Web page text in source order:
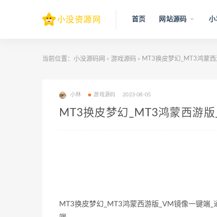
首页 网站源码 小
当前位置： 小没源码网 > 游戏源码 > MT3换皮梦幻_MT3鸿蒙
小林 游戏源码 2023-08-05
MT3换皮梦幻_MT3鸿蒙西游
MT3换皮梦幻_MT3鸿蒙西游版_VM镜像一键端